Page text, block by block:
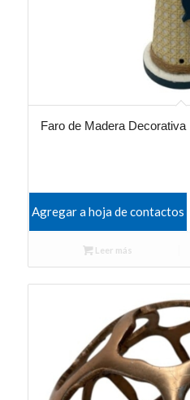
Faro de Madera Decorativa
Agregar a hoja de contactos
Leer más